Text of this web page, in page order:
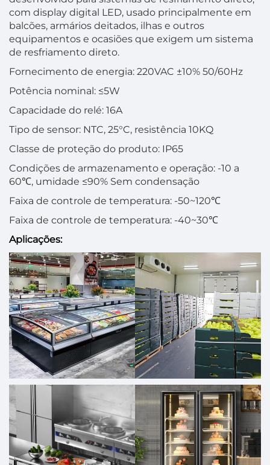
com display digital LED, usado principalmente em
balcões, armários deitados, ilhas e outros
equipamentos e ocasiões que exigem um sistema
de resfriamento direto.
Fornecimento de energia: 220VAC ±10% 50/60Hz
Potência nominal: ≤5W
Capacidade do relé: 16A
Tipo de sensor: NTC, 25°C, resistência 10KQ
Classe de proteção do produto: IP65
Condições de armazenamento e operação: -10 a
60℃, umidade ≤90% Sem condensação
Faixa de controle de temperatura: -50~120℃
Faixa de controle de temperatura: -40~30℃
Aplicações: